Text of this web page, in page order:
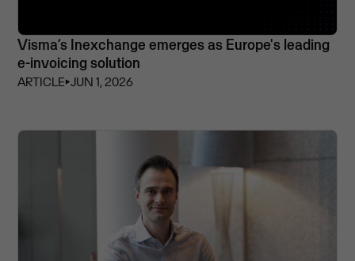
Visma’s Inexchange emerges as Europe's leading
e-invoicing solution
ARTICLE⏵JUN 1, 2026